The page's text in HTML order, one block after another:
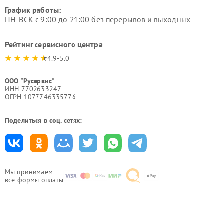
Мы принимаем
все формы оплаты
График работы:
ПН-ВСК с 9:00 до 21:00 без перерывов и выходных
Рейтинг сервисного центра
4.9-5.0
ООО "Русервис"
ИНН 7702633247
ОГРН 1077746335776
Поделиться в соц. сетях: